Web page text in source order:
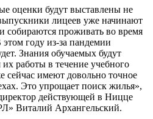
оценки будут выставлены не
лицеев уже начинают
собираются проживать во время
году из-за пандемии
Знания обучаемых будут
их работы в течение учебного
сейчас имеют довольно точное
Это упрощает поиск жилья»,
действующей в Ницце
Виталий Архангельский.